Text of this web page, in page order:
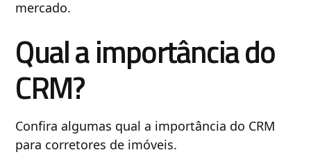
mercado.
Qual a importância do
CRM?
Confira algumas qual a importância do CRM
para corretores de imóveis.